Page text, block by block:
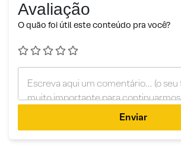
Avaliação
O quão foi útil este conteúdo pra você?
Enviar